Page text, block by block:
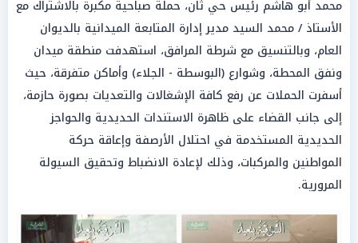
محمد أبو هاشم رئيس حي ثان، حملة صباحية مكبرة بالاشتراك مع
الأستاذ / محمد السيد مدير إدارة المتابعة الميدانية بالديوان
العام، وبالتنسيق مع شرطة المرافق، استهدفت منطقة ميدان
ونفق المحطة، وشوارع (البوسطة - الجلاء) وأماكن متفرقة، حيث
أسفرت الحملات عن رفع كافة الإشغالات والتعديات بصورة حازمة،
إلى جانب القضاء على ظاهرة الاستندات الحديدية والحواجز
الحديدية المستخدمة في احتلال الأرصفة وإعاقة حركة
المواطنين والمركبات، وذلك لإعادة الانضباط وتحقيق السيولة
المرورية.